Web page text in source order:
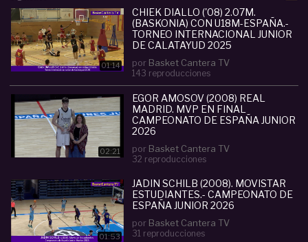
También Clinic de entrenadores y HIGHLIGHTS
de los mejores equipos y jugadores de las
categorías de Cantera de España y Europa: U12,
U14, U16, U18... Con un impacto de audiencia que
supera los 34 millones de visualizaciones en
todo el mundo.
- Información TWITTER: @BasketCanteraTV
- INSTAGRAM:
www.instagram.com/basketcantera/
Junior (U17-U18)
#chiek #diallo #2008 # 2 #07m #baskonia
p
#en #campeonato #espa # ntilde #junior #20
26
#nac #ola
01:14
CHIEK DIALLO ('08) 2.07M.
(BASKONIA) CON U18M-ESPAÑA.-
TORNEO INTERNACIONAL JUNIOR
DE CALATAYUD 2025
por Basket Cantera TV
143 reproducciones
02:21
EGOR AMOSOV (2008) REAL
MADRID. MVP EN FINAL
CAMPEONATO DE ESPAÑA JUNIOR
2026
por Basket Cantera TV
32 reproducciones
01:53
JADIN SCHILB (2008). MOVISTAR
ESTUDIANTES.- CAMPEONATO DE
ESPAÑA JUNIOR 2026
por Basket Cantera TV
31 reproducciones